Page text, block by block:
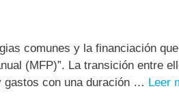
comunes y la financiación
(MFP)”. La transición entre
gastos con una duración … Leer